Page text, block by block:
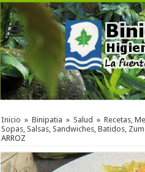
Inicio » Binipatia » Salud » Recetas,
Sopas, Salsas, Sandwiches, Batidos,
ARROZ